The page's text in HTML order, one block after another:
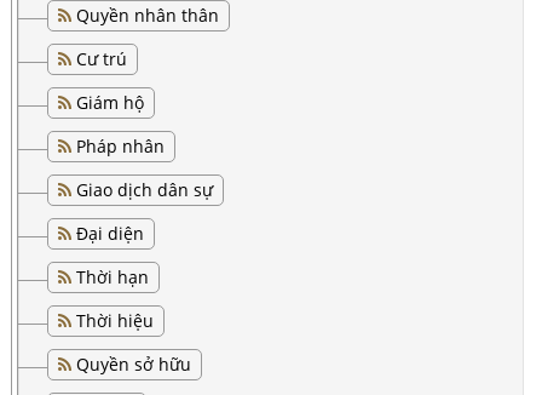
Quyền nhân thân
Cư trú
Giám hộ
Pháp nhân
Giao dịch dân sự
Đại diện
Thời hạn
Thời hiệu
Quyền sở hữu